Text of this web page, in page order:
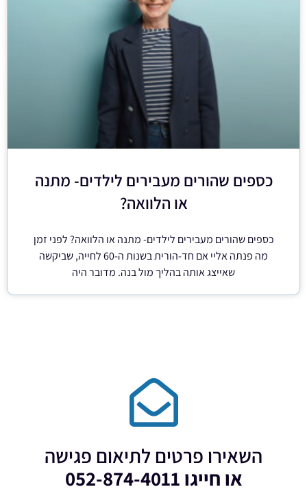
כספים שהורים מעבירים לילדים- מתנה
או הלוואה?
כספים שהורים מעבירים לילדים- מתנה או הלוואה? לפני זמן
מה פנתה אליי אם חד-הורית בשנות ה-60 לחייה, שביקשה
שאייצג אותה בהליך מול בנה. מדובר היה
השאירו פרטים לתיאום פגישה
או חייגו 052-874-4011